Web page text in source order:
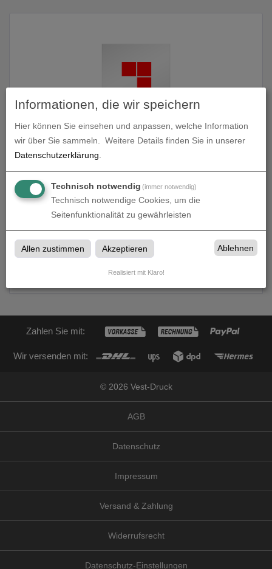
Aufkleber Polymer 2D - weiß und transparent
Aufkleber polymer 5-7 Jahre
Recklinghausen, Herne, Bochum, Gelsenkirchen und Marl
Zahlen Sie mit:
Wir versenden mit:
© 2026 Vest-Druck
AGB
Datenschutz
Impressum
Versand & Zahlung
Widerrufsrecht
Datenschutz-Einstellungen
Informationen, die wir speichern
Hier können Sie einsehen und anpassen, welche Information
wir über Sie sammeln.
Weitere Details finden Sie in unserer
Datenschutzerklärung
Technisch notwendig (immer notwendig)
Technisch notwendige Cookies, um die
Seitenfunktionalität zu gewährleisten
Allen zustimmen Akzeptieren Ablehnen
Realisiert mit Klaro!